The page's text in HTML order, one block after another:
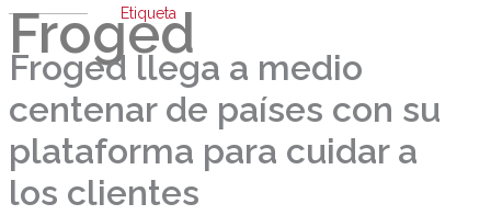
Etiqueta
Froged
Froged llega a medio
centenar de países con su
plataforma para cuidar a
los clientes